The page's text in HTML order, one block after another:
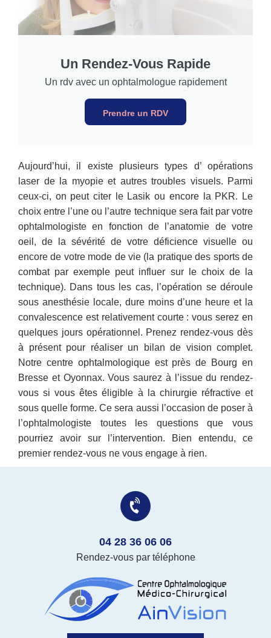
Un Rendez-Vous Rapide
Un rdv avec un ophtalmologue rapidement
Prendre un RDV
Aujourd’hui, il existe plusieurs types d’ opérations
laser de la myopie et autres troubles visuels. Parmi
ceux-ci, on peut citer le Lasik ou encore la PKR. Le
choix entre l’une ou l’autre technique sera fait par votre
ophtalmologiste en fonction de l’anatomie de votre
oeil, de la sévérité de votre déficience visuelle ou
encore de votre mode de vie (la pratique des sports de
combat par exemple peut influer sur le choix de la
technique). Dans tous les cas, l’opération se déroule
sous anesthésie locale, dure moins d’une heure et la
convalescence est relativement courte : vous serez en
quelques jours opérationnel. Prenez rendez-vous dès
à présent pour réaliser un bilan de vision complet.
Notre centre ophtalmologique est près de Bourg en
Bresse et Oyonnax. Vous saurez à l’issue du rendez-
vous si vous êtes éligible à la chirurgie réfractive et
sous quelle forme. Ce sera aussi l’occasion de poser à
l’ophtalmologiste toutes les questions que vous
pourriez avoir sur l’intervention. Bien entendu, ce
premier rendez-vous ne vous engage à rien.
04 28 36 06 06
Rendez-vous par téléphone